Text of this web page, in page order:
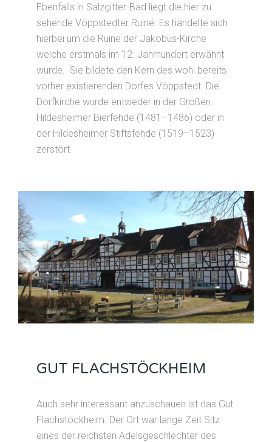
Ebenfalls in Salzgitter-Bad liegt die hier zu
sehende Vöppstedter Ruine. Es handelte sich
hierbei um die Ruine der Jakobus-Kirche
welche erstmals im 12. Jahrhundert erwähnt
wurde. Sie bildete den Kern des wohl bereits
vorher existierenden Dorfes Vöppstedt. Die
Dorfkirche wurde entweder in der Großen
Hildesheimer Bierfehde (1481–1486) oder in
der Hildesheimer Stiftsfehde (1519–1523)
zerstört.
GUT FLACHSTÖCKHEIM
Auch sehr interessant anzuschauen ist das Gut
Flachstöckheim. Der Ort war lange Zeit Sitz
eines der reichsten Adelsgeschlechter des